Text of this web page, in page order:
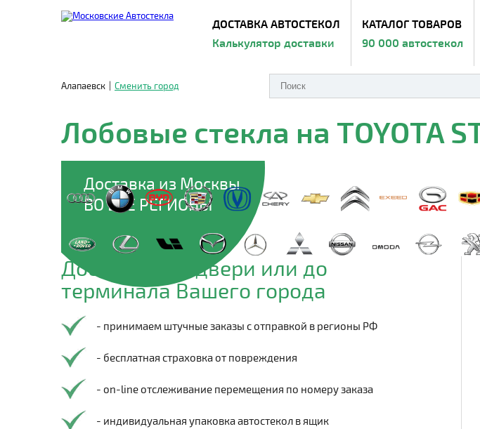
ДОСТАВКА АВТОСТЕКОЛ
Калькулятор доставки
КАТАЛОГ ТОВАРОВ
90 000 автостекол
Алапаевск Сменить город
Лобовые стекла на TOYOTA
Доставка из Москвы
ВО ВСЕ РЕГИОНЫ
Доставим до двери или до
терминала Вашего города
- принимаем штучные заказы с отправкой в регионы РФ
- бесплатная страховка от повреждения
- on-line отслеживание перемещения по номеру заказа
- индивидуальная упаковка автостекол в ящик